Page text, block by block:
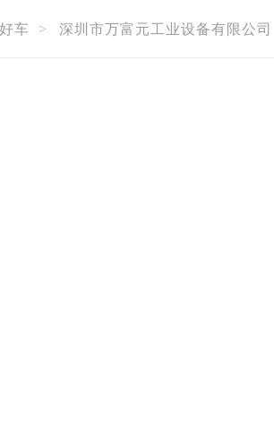
车 > 深圳市万富元工业设备有限公司